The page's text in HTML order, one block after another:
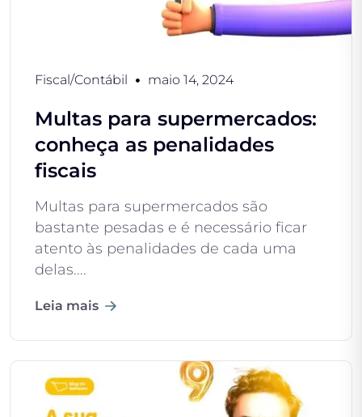
Fiscal/Contábil maio 14, 2024
Multas para supermercados:
conheça as penalidades
fiscais
Multas para supermercados são
bastante pesadas e é necessário ficar
atento às penalidades de cada uma
delas....
Leia mais